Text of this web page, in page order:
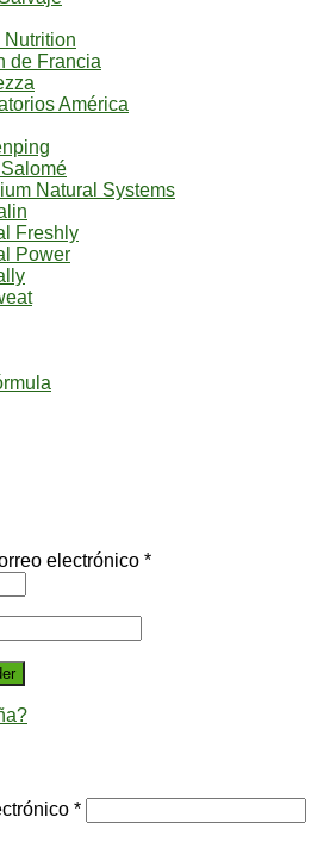
Nutrition
de Francia
América
Natural Systems
Freshly
Power
electrónico *
*